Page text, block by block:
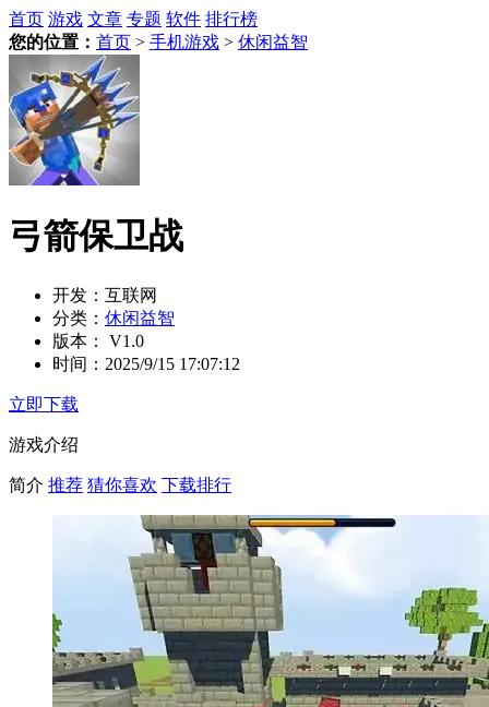
首页 游戏 文章 专题 软件 排行榜
您的位置： 首页 > 手机游戏 > 休闲益智
弓箭保卫战
开发： 互联网
分类： 休闲益智
版本：
V1.0
时间： 2025/9/15 17:07:12
立即下载
游戏介绍
简介 推荐 猜你喜欢 下载排行